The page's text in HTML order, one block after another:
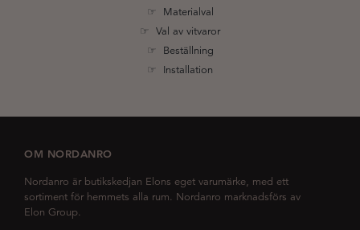
☞ Materialval
☞ Val av vitvaror
☞ Beställning
☞ Installation
OM NORDANRO
Nordanro är butikskedjan Elons eget varumärke, med ett
sortiment för hemmets alla rum. Nordanro marknadsförs av
Elon Group.